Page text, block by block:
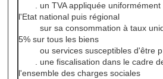
. un TVA appliquée uniformément
l'Etat national puis régional
sur sa consommation à taux
5% sur tous les biens
ou services susceptibles d'être
. une fiscalisation dans le cadre
l'ensemble des charges sociales